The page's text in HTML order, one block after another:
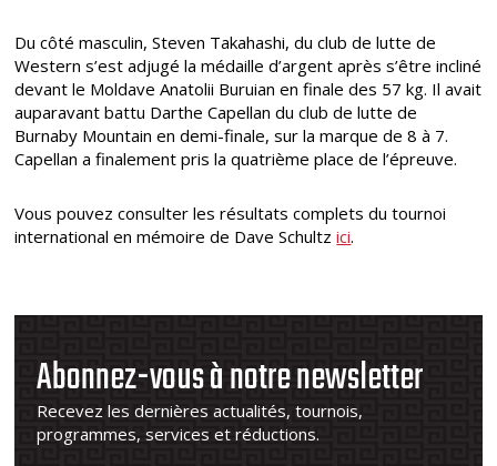
Du côté masculin, Steven Takahashi, du club de lutte de
Western s’est adjugé la médaille d’argent après s’être incliné
devant le Moldave Anatolii Buruian en finale des 57 kg. Il avait
auparavant battu Darthe Capellan du club de lutte de
Burnaby Mountain en demi-finale, sur la marque de 8 à 7.
Capellan a finalement pris la quatrième place de l’épreuve.
Vous pouvez consulter les résultats complets du tournoi
international en mémoire de Dave Schultzici.
Abonnez-vous à notre newsletter
Recevez les dernières actualités, tournois,
programmes, services et réductions.